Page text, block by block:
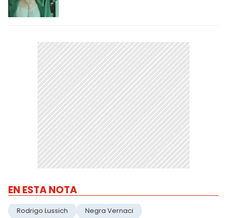
EN ESTA NOTA
Rodrigo Lussich Negra Vernaci